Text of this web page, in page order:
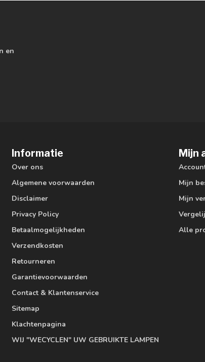
en
Informatie
Over ons
Algemene voorwaarden
Disclaimer
Privacy Policy
Betaalmogelijkheden
Verzendkosten
Retourneren
Garantievoorwaarden
Contact & Klantenservice
Sitemap
Klachtenpagina
WIJ "WECYCLEN" UW GEBRUIKTE LAMPEN
Mijn
Mijn
Mijn
Alle